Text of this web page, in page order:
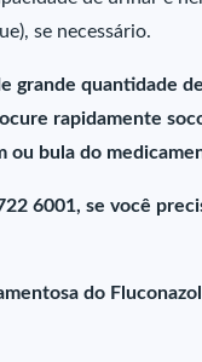
se necessário.
grande quantidade
rapidamente
ou bula do
6001, se você
do